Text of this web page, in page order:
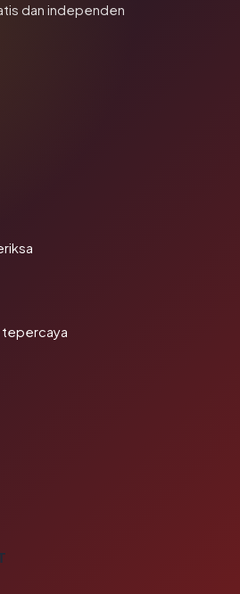
dan independen
tepercaya